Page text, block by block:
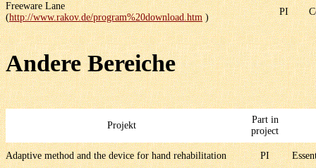
Freeware Lane
(http://www.rakov.de/program%20download.htm)
PI
Andere Bereiche
Projekt
Part in
project
Adaptive method and the device for hand rehabilitation PI